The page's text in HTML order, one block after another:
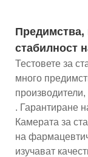
Предимства,
стабилност
Тестовете за
много
. Гарантиране
Камерата за
на
изучават